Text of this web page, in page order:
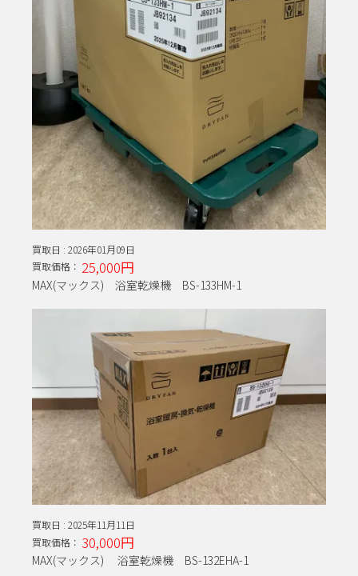
買取日 : 2026年01月09日
買取価格： 25,000円
MAX(マックス) 浴室乾燥機 BS-133HM-1
買取日 : 2025年11月11日
買取価格： 30,000円
MAX(マックス) 浴室乾燥機 BS-132EHA-1